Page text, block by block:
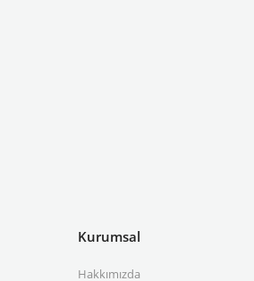
Kurumsal
Hakkımızda